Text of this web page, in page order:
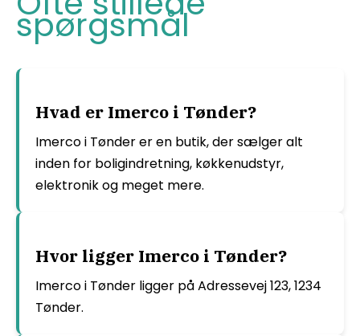
spørgsmål
Hvad er Imerco i Tønder?
Imerco i Tønder er en butik, der sælger alt
inden for boligindretning, køkkenudstyr,
elektronik og meget mere.
Hvor ligger Imerco i Tønder?
Imerco i Tønder ligger på Adressevej 123, 1234
Tønder.